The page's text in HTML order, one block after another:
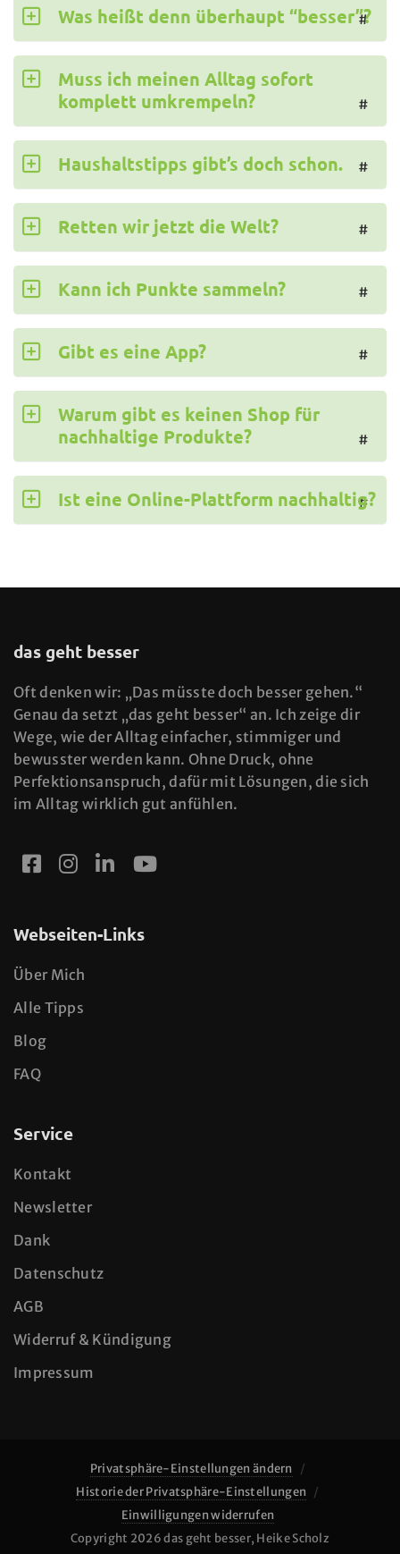
Was heißt denn überhaupt “besser”?
#
Muss ich meinen Alltag sofort
komplett umkrempeln?
#
Haushaltstipps gibt’s doch schon. #
Retten wir jetzt die Welt? #
Kann ich Punkte sammeln? #
Gibt es eine App? #
Warum gibt es keinen Shop für
nachhaltige Produkte?
#
Ist eine Online-Plattform nachhaltig?
#
das geht besser
Oft denken wir: „Das müsste doch besser gehen.“
Genau da setzt „das geht besser“ an. Ich zeige dir
Wege, wie der Alltag einfacher, stimmiger und
bewusster werden kann. Ohne Druck, ohne
Perfektionsanspruch, dafür mit Lösungen, die sich
im Alltag wirklich gut anfühlen.
Webseiten-Links
Über Mich
Alle Tipps
Blog
FAQ
Service
Kontakt
Newsletter
Dank
Datenschutz
AGB
Widerruf & Kündigung
Impressum
Privatsphäre-Einstellungen ändern
Historie der Privatsphäre-Einstellungen
Einwilligungen widerrufen
Copyright 2026 das geht besser, Heike Scholz